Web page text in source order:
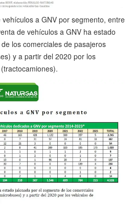
a GNV por segmento, entre
de vehículos a GNV ha estado
los comerciales de pasajeros
y a partir del 2020 por los